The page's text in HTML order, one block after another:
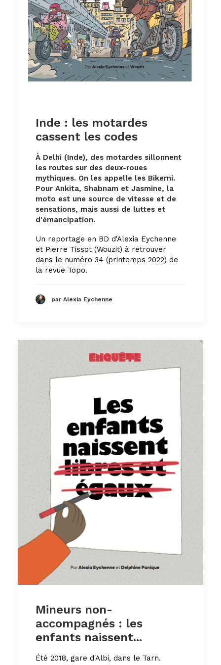
Inde : les motardes
cassent les codes
À Delhi (Inde), des motardes sillonnent
les routes sur des deux-roues
mythiques. On les appelle les Bikerni.
Pour Ankita, Shabnam et Jasmine, la
moto est une source de vitesse et de
sensations, mais aussi de luttes et
d'émancipation.
Un reportage en BD d'Alexia Eychenne
et Pierre Tissot (Wouzit) à retrouver
dans le numéro 34 (printemps 2022) de
la revue Topo.
par Alexia Eychenne
Mineurs non-
accompagnés : les
enfants naissent...
Été 2018, gare d'Albi, dans le Tarn.